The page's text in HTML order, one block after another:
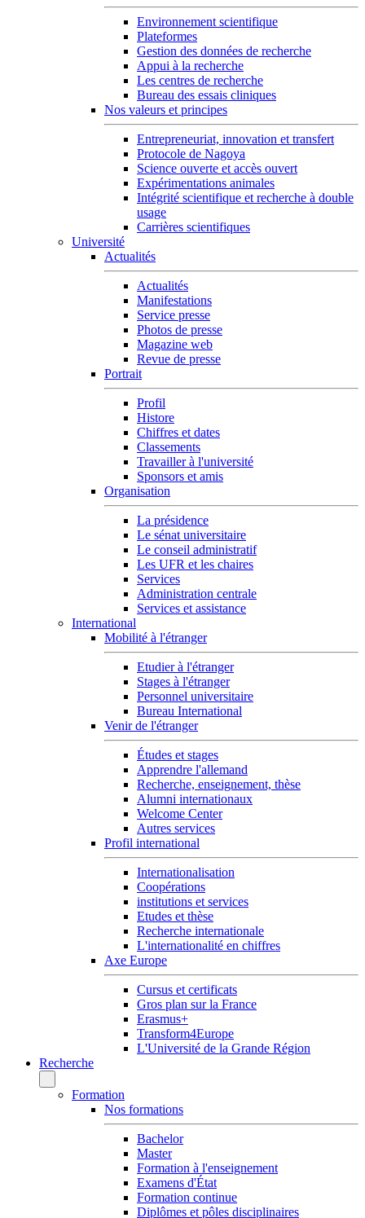
Environnement scientifique
Plateformes
Gestion des données de recherche
Appui à la recherche
Les centres de recherche
Bureau des essais cliniques
Nos valeurs et principes
Entrepreneuriat, innovation et transfert
Protocole de Nagoya
Science ouverte et accès ouvert
Expérimentations animales
Intégrité scientifique et recherche à double
usage
Carrières scientifiques
Université
Actualités
Actualités
Manifestations
Service presse
Photos de presse
Magazine web
Revue de presse
Portrait
Profil
Histore
Chiffres et dates
Classements
Travailler à l'université
Sponsors et amis
Organisation
La présidence
Le sénat universitaire
Le conseil administratif
Les UFR et les chaires
Services
Administration centrale
Services et assistance
International
Mobilité à l'étranger
Etudier à l'étranger
Stages à l'étranger
Personnel universitaire
Bureau International
Venir de l'étranger
Études et stages
Apprendre l'allemand
Recherche, enseignement, thèse
Alumni internationaux
Welcome Center
Autres services
Profil international
Internationalisation
Coopérations
institutions et services
Etudes et thèse
Recherche internationale
L'internationalité en chiffres
Axe Europe
Cursus et certificats
Gros plan sur la France
Erasmus+
Transform4Europe
L'Université de la Grande Région
Recherche
Formation
Nos formations
Bachelor
Master
Formation à l'enseignement
Examens d'État
Formation continue
Diplômes et pôles disciplinaires